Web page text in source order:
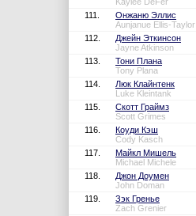
111.
Онжаню Эллис
Aunjanue Ellis-Taylor
112.
Джейн Эткинсон
Jayne Atkinson
113.
Тони Плана
Tony Plana
114.
Люк Клайнтенк
Luke Kleintank
115.
Скотт Граймз
Scott Grimes
116.
Коуди Кэш
Cody Kasch
117.
Майкл Мишель
Michael Michele
118.
Джон Доумен
John Doman
119.
Зэк Гренье
Zach Grenier